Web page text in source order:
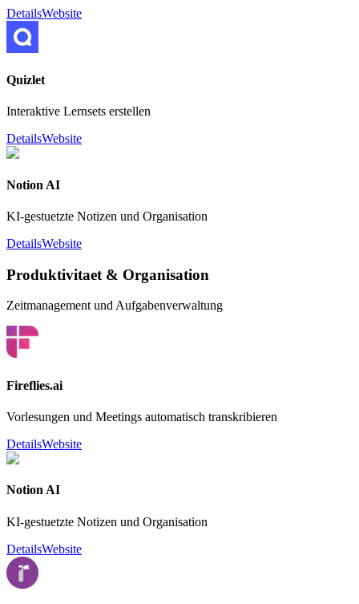
DetailsWebsite
Quizlet
Interaktive Lernsets erstellen
DetailsWebsite
Notion AI
KI-gestuetzte Notizen und Organisation
DetailsWebsite
Produktivitaet & Organisation
Zeitmanagement und Aufgabenverwaltung
Fireflies.ai
Vorlesungen und Meetings automatisch transkribieren
DetailsWebsite
Notion AI
KI-gestuetzte Notizen und Organisation
DetailsWebsite